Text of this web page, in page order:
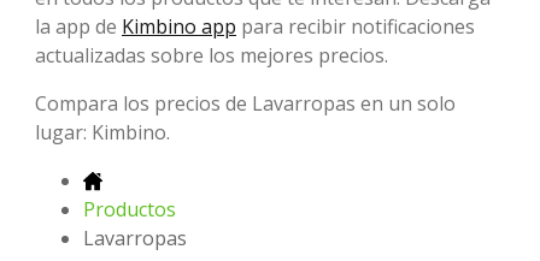
la app de Kimbino app para recibir notificaciones
actualizadas sobre los mejores precios.
Compara los precios de Lavarropas en un solo
lugar: Kimbino.
Productos
Lavarropas